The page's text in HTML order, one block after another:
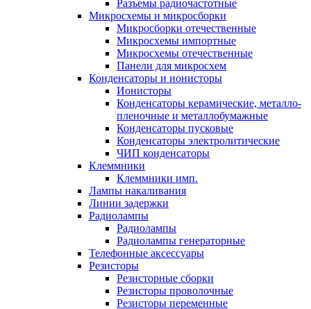
Разъемы радиочастотные
Микросхемы и микросборки
Микросборки отечественные
Микросхемы импортные
Микросхемы отечественные
Панели для микросхем
Конденсаторы и ионисторы
Ионисторы
Конденсаторы керамические, металло-
пленочные и металлобумажные
Конденсаторы пусковые
Конденсаторы электролитические
ЧИП конденсаторы
Клеммники
Клеммники имп.
Лампы накаливания
Линии задержки
Радиолампы
Радиолампы
Радиолампы генераторные
Телефонные аксессуары
Резисторы
Резисторные сборки
Резисторы проволочные
Резисторы переменные